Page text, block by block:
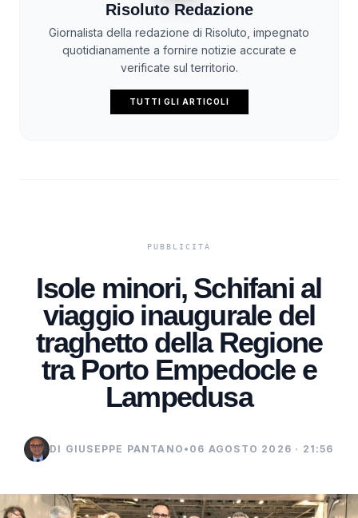
Risoluto Redazione
Giornalista della redazione di Risoluto, impegnato
quotidianamente a fornire notizie accurate e
verificate sul territorio.
TUTTI GLI ARTICOLI
Isole minori, Schifani al
viaggio inaugurale del
traghetto della Regione
tra Porto Empedocle e
Lampedusa
DI GIUSEPPE PANTANO • 06 AGOSTO 2026 · 21:56